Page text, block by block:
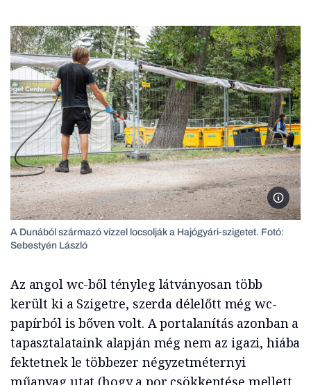
A
A Dunából származó vízzel locsolják a Hajógyári-szigetet. Fotó:
Sebestyén László
Az angol wc-ből tényleg látványosan több
került ki a Szigetre, szerda délelőtt még wc-
papírból is bőven volt. A portalanítás azonban a
tapasztalataink alapján még nem az igazi, hiába
fektetnek le többezer négyzetméternyi
műanyag utat (hogy a por csökkentése mellett